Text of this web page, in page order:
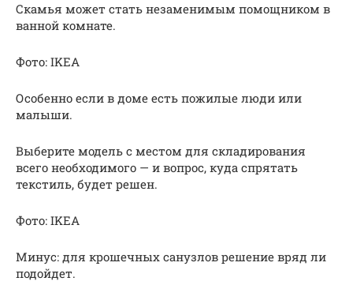
Скамья может стать незаменимым помощником в
ванной комнате.
Фото: IKEA
Особенно если в доме есть пожилые люди или
малыши.
Выберите модель с местом для складирования
всего необходимого — и вопрос, куда спрятать
текстиль, будет решен.
Фото: IKEA
Минус: для крошечных санузлов решение вряд ли
подойдет.